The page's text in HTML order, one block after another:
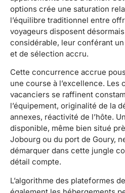
options crée une saturation
l’équilibre traditionnel entre
voyageurs disposent
considérable, leur conférant
et de sélection accru.
Cette concurrence accrue
une course à l’excellence. Les
vacanciers se raffinent
l’équipement, originalité de la
annexes, réactivité de l’hôte.
disponible, même bien situé
Jobourg ou du port de Goury,
démarquer dans cette jungle
détail compte.
L’algorithme des plateformes